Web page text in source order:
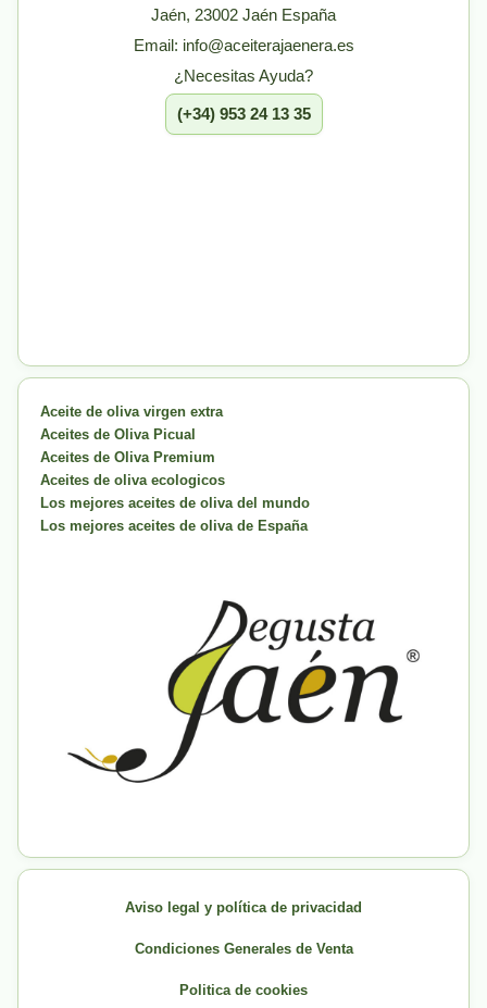
Jaén, 23002 Jaén España
Email: info@aceiterajaenera.es
¿Necesitas Ayuda?
(+34) 953 24 13 35
Aceite de oliva virgen extra
Aceites de Oliva Picual
Aceites de Oliva Premium
Aceites de oliva ecologicos
Los mejores aceites de oliva del mundo
Los mejores aceites de oliva de España
Aviso legal y política de privacidad
Condiciones Generales de Venta
Politica de cookies